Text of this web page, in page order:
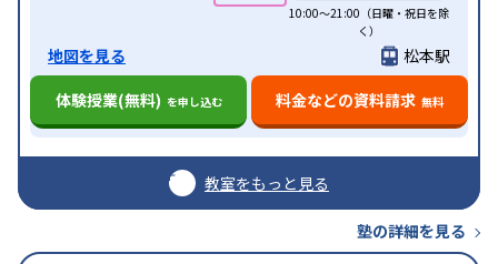
10:00～21:00（日曜・祝日を除
く）
地図を見る
松本駅
体験授業(無料) を申し込む 料金などの資料請求 無料
教室をもっと見る
塾の詳細を見る